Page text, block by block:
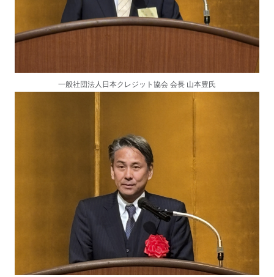
一般社団法人日本クレジット協会 会長 山本豊氏